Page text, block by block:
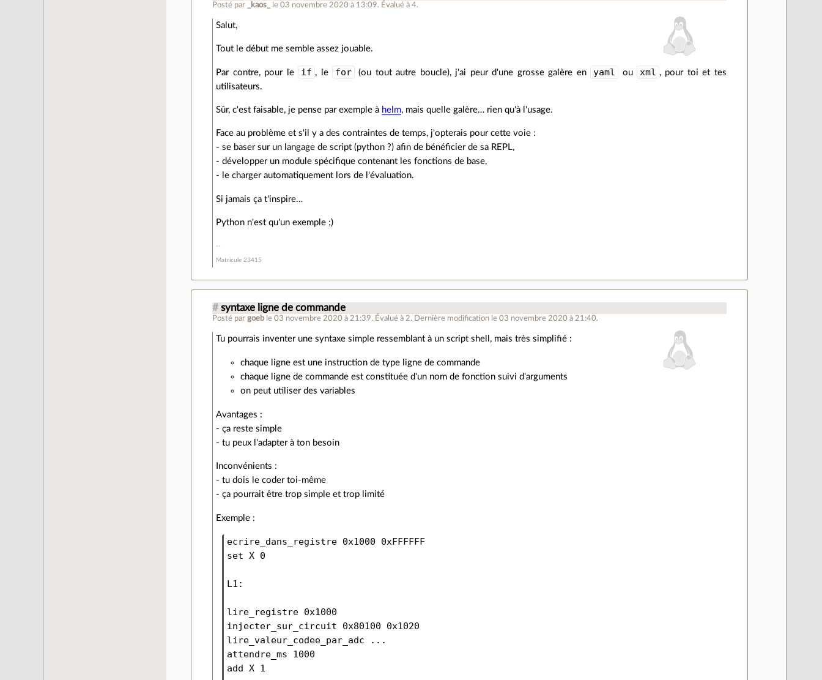
Posté par _kaos_ le 03 novembre 2020 à 13:09. Évalué à4.
Salut,
Tout le début me semble assez jouable.
Par contre, pour le if , le for (ou tout autre boucle), j'ai peur d'une grosse galère en yaml ou xml , pour toi et tes
utilisateurs.
Sûr, c'est faisable, je pense par exemple à helm, mais quelle galère… rien qu'à l'usage.
Face au problème et s'il y a des contraintes de temps, j'opterais pour cette voie :
- se baser sur un langage de script (python ?) afin de bénéficier de sa REPL,
- développer un module spécifique contenant les fonctions de base,
- le charger automatiquement lors de l'évaluation.
Si jamais ça t'inspire…
Python n'est qu'un exemple ;)
Matricule 23415
# syntaxe ligne de commande
Posté pargoeb le 03 novembre 2020 à 21:39. Évalué à 2. Dernière modification le 03 novembre 2020 à 21:40.
Tu pourrais inventer une syntaxe simple ressemblant à un script shell, mais très simplifié :
chaque ligne est une instruction de type ligne de commande
chaque ligne de commande est constituée d'un nom de fonction suivi d'arguments
on peut utiliser des variables
Avantages :
- ça reste simple
- tu peux l'adapter à ton besoin
Inconvénients :
- tu dois le coder toi-même
- ça pourrait être trop simple et trop limité
Exemple :
ecrire_dans_registre 0x1000 0xFFFFFF
set X 0
L1:
lire_registre 0x1000
injecter_sur_circuit 0x80100 0x1020
lire_valeur_codee_par_adc ...
attendre_ms 1000
add X 1